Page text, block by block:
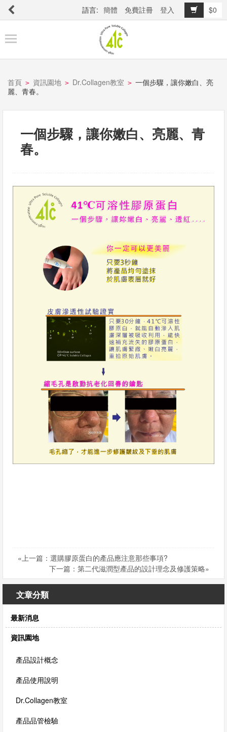
語言: 簡體 免費註冊 登入
$0
品
最
首頁 > 資訊園地 > Dr.Collagen教室 > 一個步驟，讓你嫩白、亮
麗、青春。
一個步驟，讓你嫩白、亮麗、青
春。
«上一篇：選購膠原蛋白的產品應注意那些事項?
下一篇：第二代滋潤型產品的設計理念及修護策略»
文章分類
最新消息
資訊園地
產品設計概念
產品使用說明
Dr.Collagen教室
產品品管檢驗